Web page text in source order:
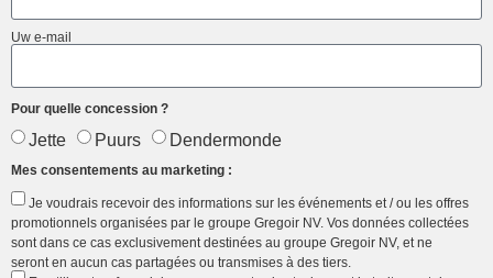
Uw e-mail
Pour quelle concession ?
Jette Puurs Dendermonde
Mes consentements au marketing :
Je voudrais recevoir des informations sur les événements et / ou les offres
promotionnels organisées par le groupe Gregoir NV. Vos données collectées
sont dans ce cas exclusivement destinées au groupe Gregoir NV, et ne
seront en aucun cas partagées ou transmises à des tiers.